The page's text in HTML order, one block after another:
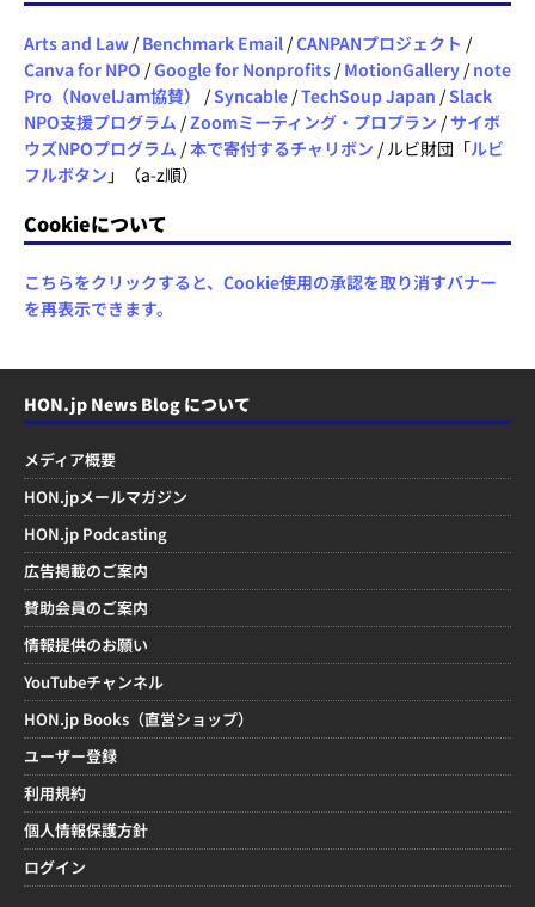
Arts and Law / Benchmark Email /CANPANプロジェクト /
Canva for NPO /Google for Nonprofits / MotionGallery / note
Pro（NovelJam協賛）
/Syncable /TechSoup Japan /Slack
NPO支援プログラム /Zoomミーティング・プロプラン /サイボ
ウズNPOプログラム /本で寄付するチャリボン / ルビ財団「ルビ
フルボタン 」（a-z順）
Cookieについて
こちらをクリックすると、Cookie使用の承認を取り消すバナー
を再表示できます。
HON.jp News Blog について
メディア概要
HON.jpメールマガジン
HON.jp Podcasting
広告掲載のご案内
賛助会員のご案内
情報提供のお願い
YouTubeチャンネル
HON.jp Books（直営ショップ）
ユーザー登録
利用規約
個人情報保護方針
ログイン